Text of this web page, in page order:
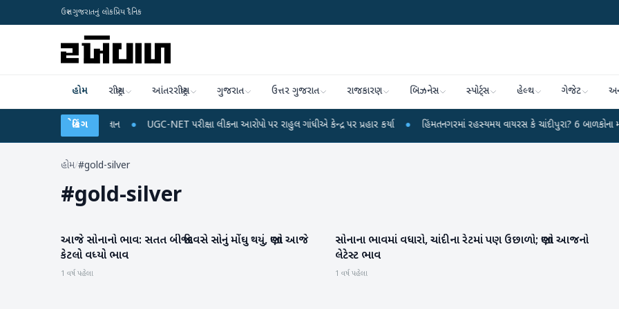
ઉત્તર ગુજરાતનું લોકપ્રિય દૈનિક
હોમ રાષ્ટ્રીય આંતરરાષ્ટ્રીય ગુજરાત ઉત્તર ગુજરાત રાજકારણ બિઝનેસ સ્પોર્ટ્સ હેલ્થ ગેજેટ
બ્રેકિંગ
અને ડેટા પ્લાન UGC-NET પરીક્ષા લીકના આરોપો પર રાહુલ ગાંધીએ કેન્દ્ર પર પ્રહાર કર્યા ● હિંમતનગરમાં રહસ્યમય વાયરસ કે ચાંદીપુરા? 6 બાળકોના મોતથી
હોમ/#gold-silver
#gold-silver
બિઝનેસ
આજે સોનાનો ભાવ: સતત બીજા દિવસે સોનું મોંઘુ થયું, જાણો આજે
કેટલો વધ્યો ભાવ
1 વર્ષ પહેલા
બિઝનેસ
સોનાના ભાવમાં વધારો, ચાંદીના રેટમાં પણ ઉછાળો; જાણો આજનો
લેટેસ્ટ ભાવ
1 વર્ષ પહેલા